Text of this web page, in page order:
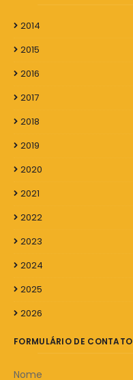
2014
2015
2016
2017
2018
2019
2020
2021
2022
2023
2024
2025
2026
FORMULÁRIO DE CONTATO
Nome